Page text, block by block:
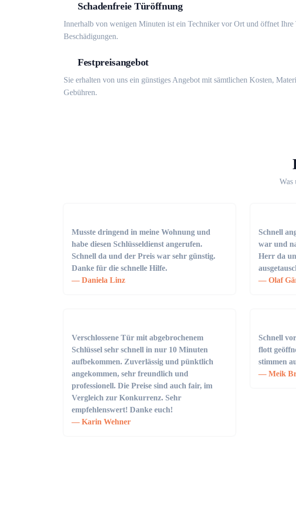
Schadenfreie Türöffnung
Innerhalb von wenigen Minuten ist ein Techniker vor Ort und öffnet Ihre
Beschädigungen.
Festpreisangebot
Sie erhalten von uns ein günstiges Angebot mit sämtlichen Kosten,
Gebühren.
Was
Musste dringend in meine Wohnung und
habe diesen Schlüsseldienst angerufen.
Schnell da und der Preis war sehr günstig.
Danke für die schnelle Hilfe.
Daniela Linz
Schnell
war und
Herr da
Olaf
Verschlossene Tür mit abgebrochenem
Schlüssel sehr schnell in nur 10 Minuten
aufbekommen. Zuverlässig und pünktlich
angekommen, sehr freundlich und
professionell. Die Preise sind auch fair, im
Vergleich zur Konkurrenz. Sehr
empfehlenswert! Danke euch!
Karin Wehner
Schnell
flott
stimmen
Meik